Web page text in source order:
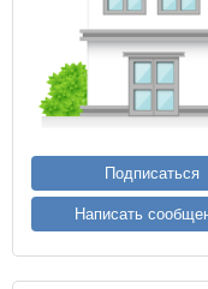
Подписаться
Написать